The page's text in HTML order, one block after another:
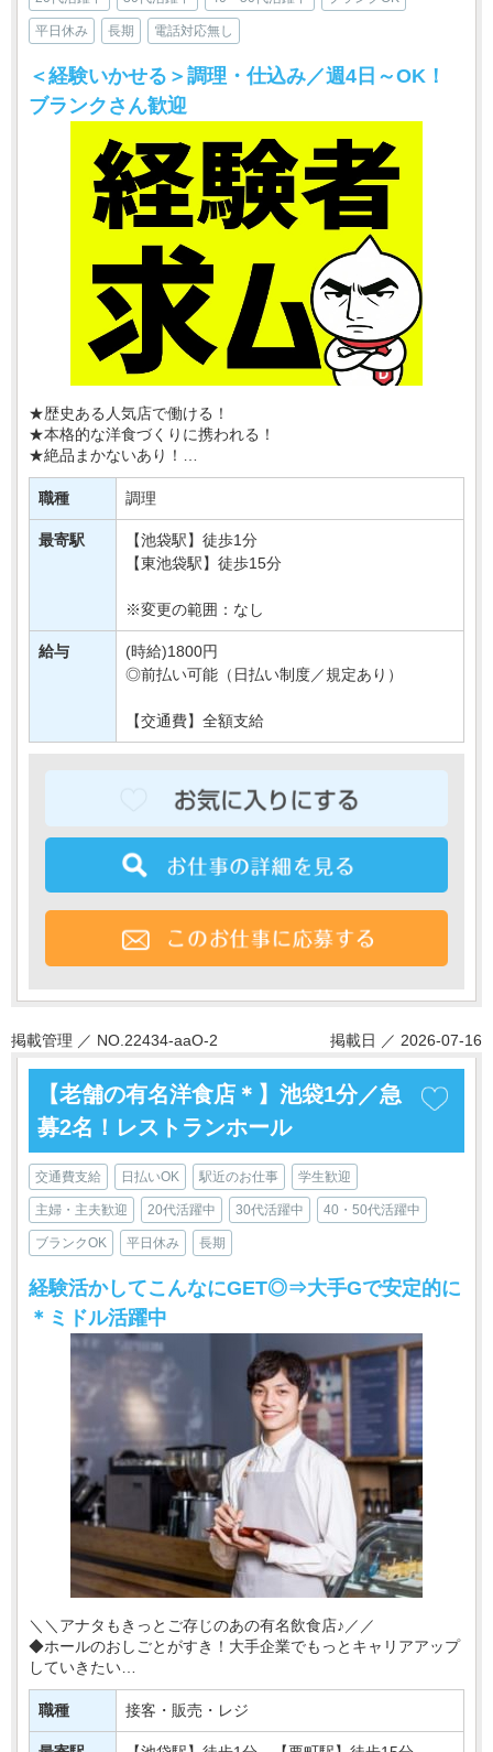
平日休み 長期 電話対応無し
＜経験いかせる＞調理・仕込み／週4日～OK！
ブランクさん歓迎
★歴史ある人気店で働ける！
★本格的な洋食づくりに携われる！
★絶品まかないあり！
＼料理好きさん大歓迎！／
創業120年以上の老舗洋食レストランで、
新しい仲間を募集します♪
職種 調理
最寄駅
【池袋駅】徒歩1分
【東池袋駅】徒歩15分
※変更の範囲：なし
給与
(時給)1800円
◎前払い可能（日払い制度／規定あり）
【交通費】全額支給
掲載管理 ／ NO.22434-aaO-2 掲載日 ／ 2026-07-16
【老舗の有名洋食店＊】池袋1分／急
募2名！レストランホール
交通費支給 日払いOK 駅近のお仕事 学生歓迎
主婦・主夫歓迎 20代活躍中 30代活躍中 40・50代活躍中
ブランクOK 平日休み 長期
経験活かしてこんなにGET◎⇒大手Gで安定的に
＊ミドル活躍中
＼＼アナタもきっとご存じのあの有名飲食店♪／／
◆ホールのおしごとがすき！大手企業でもっとキャリアアップ
していきたい
◆安定して働ける職場を探してる そんな方にもおすすめ♪
今回は池袋の駅前のお店で
職種 接客・販売・レジ